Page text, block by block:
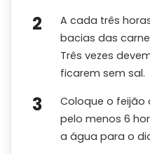
A cada três
bacias das
Três vezes
ficarem sem sal.
Coloque o
pelo menos 6
a água para o